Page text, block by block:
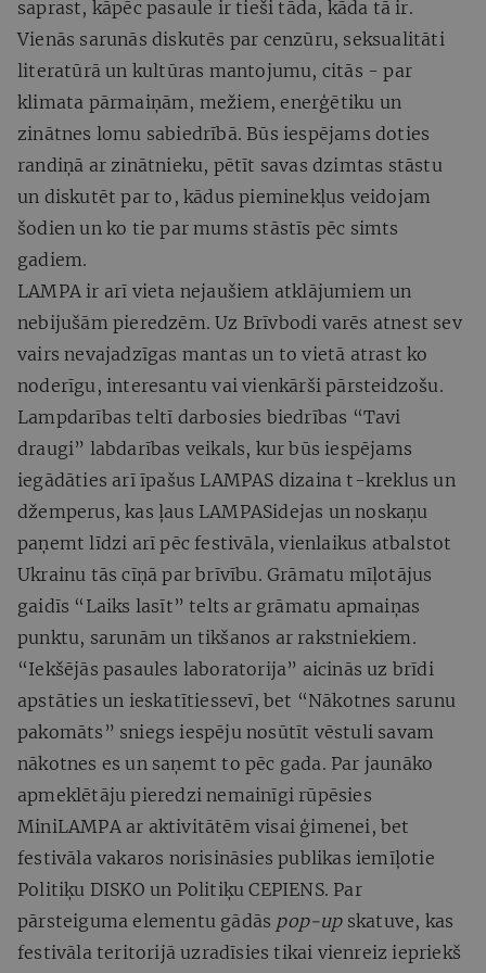
saprast, kāpēc pasaule ir tieši tāda, kāda tā ir.
Vienās sarunās diskutēs par cenzūru, seksualitāti
literatūrā un kultūras mantojumu, citās - par
klimata pārmaiņām, mežiem, enerģētiku un
zinātnes lomu sabiedrībā. Būs iespējams doties
randiņā ar zinātnieku, pētīt savas dzimtas stāstu
un diskutēt par to, kādus pieminekļus veidojam
šodien un ko tie par mums stāstīs pēc simts
gadiem.
LAMPA ir arī vieta nejaušiem atklājumiem un
nebijušām pieredzēm. Uz Brīvbodi varēs atnest sev
vairs nevajadzīgas mantas un to vietā atrast ko
noderīgu, interesantu vai vienkārši pārsteidzošu.
Lampdarības teltī darbosies biedrības “Tavi
draugi” labdarības veikals, kur būs iespējams
iegādāties arī īpašus LAMPAS dizaina t-kreklus un
džemperus, kas ļaus LAMPASidejas un noskaņu
paņemt līdzi arī pēc festivāla, vienlaikus atbalstot
Ukrainu tās cīņā par brīvību. Grāmatu mīļotājus
gaidīs “Laiks lasīt” telts ar grāmatu apmaiņas
punktu, sarunām un tikšanos ar rakstniekiem.
“Iekšējās pasaules laboratorija” aicinās uz brīdi
apstāties un ieskatītiessevī, bet “Nākotnes sarunu
pakomāts” sniegs iespēju nosūtīt vēstuli savam
nākotnes es un saņemt to pēc gada. Par jaunāko
apmeklētāju pieredzi nemainīgi rūpēsies
MiniLAMPA ar aktivitātēm visai ģimenei, bet
festivāla vakaros norisināsies publikas iemīļotie
Politiķu DISKO un Politiķu CEPIENS. Par
pārsteiguma elementu gādās pop-upskatuve, kas
festivāla teritorijā uzradīsies tikai vienreiz iepriekš